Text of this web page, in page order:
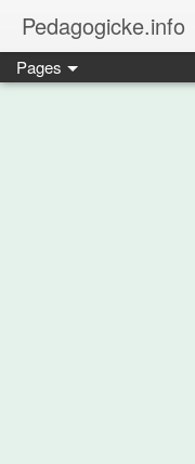
Pedagogicke.info
Pages